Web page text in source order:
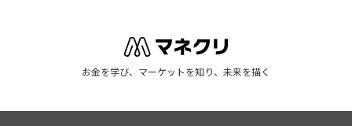
お金を学び、マーケットを知り、未来を描く